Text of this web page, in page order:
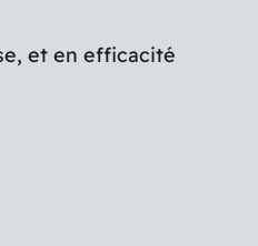
et en efficacité